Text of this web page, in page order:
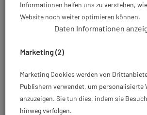
Bleigurt Inox von Polaris -
schwarz
Artikelnr.: pol-20900
Informationen helfen uns zu verstehen,
Website noch weiter optimieren können.
Daten Informationen
Marketing (2)
Marketing Cookies werden von
Publishern verwendet, um personalisierte
anzuzeigen. Sie tun dies, indem sie
hinweg verfolgen.